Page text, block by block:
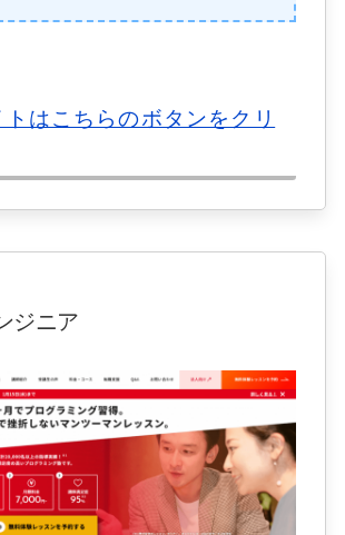
はこちらのボタンをクリ
ニア